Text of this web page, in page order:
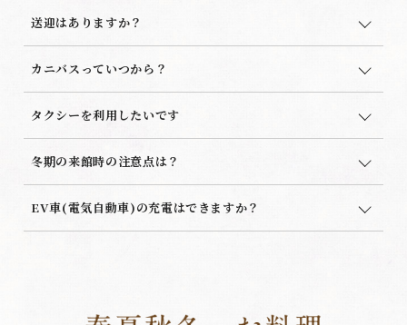
送迎はありますか？
カニバスっていつから？
タクシーを利用したいです
冬期の来館時の注意点は？
EV車(電気自動車)の充電はできますか？